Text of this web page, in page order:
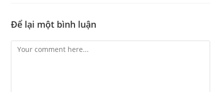
Để lại một bình luận